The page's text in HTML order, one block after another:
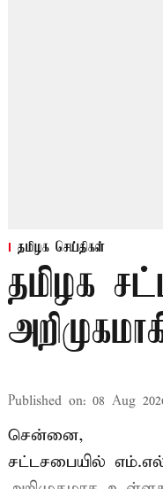
தமிழக செய்திகள்
தமிழக
Published on: 08 Aug
சென்னை,
சட்டசபையில்